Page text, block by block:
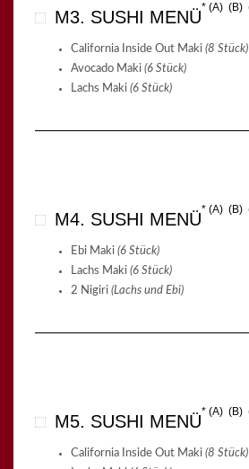
M3. SUSHI MENÜ A B
California Inside Out Maki(8 Stück)
Avocado Maki (6 Stück)
Lachs Maki (6 Stück)
M4. SUSHI MENÜ A B
Ebi Maki (6 Stück)
Lachs Maki (6 Stück)
2 Nigiri (Lachs und Ebi)
M5. SUSHI MENÜ A B
California Inside Out Maki(8 Stück)